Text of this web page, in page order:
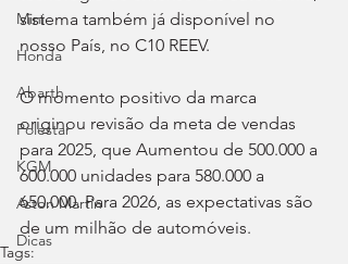
Mini
Honda
Abarth
Polestar
KGM
Aston Martin
Dicas
sistema também já disponível no
nosso País, no C10 REEV.
O momento positivo da marca
originou revisão da meta de vendas
para 2025, que Aumentou de 500.000 a
600.000 unidades para 580.000 a
650.000. Para 2026, as expectativas são
de um milhão de automóveis.
Tags: